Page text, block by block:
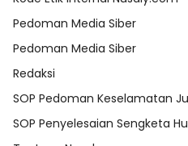
Pedoman Media Siber
Pedoman Media Siber
Redaksi
SOP Pedoman Keselamatan
SOP Penyelesaian Sengketa